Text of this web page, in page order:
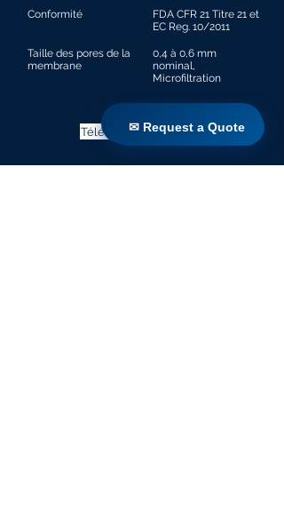
Conformité
FDA CFR 21 Titre 21 et
EC Reg. 10/2011
Taille des pores de la
membrane
0,4 à 0,6 mm
nominal,
Microfiltration
Télécharger la brochure
✉ Request a Quote
✉ Request a Quote